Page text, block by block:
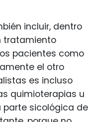
incluir, dentro
tratamiento
pacientes como
el otro
es incluso
quimioterapias u
parte sicológica de